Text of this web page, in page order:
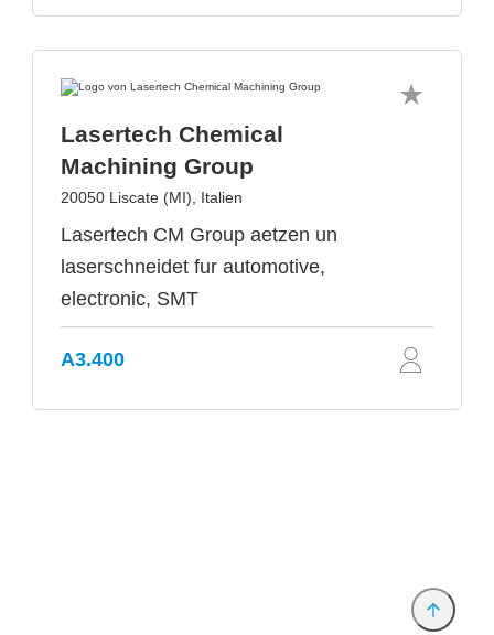
Lasertech Chemical
Machining Group
20050 Liscate (MI), Italien
Lasertech CM Group aetzen un
laserschneidet fur automotive,
electronic, SMT
A3.400